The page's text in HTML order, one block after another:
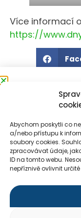
Abychom poskytli co
a/nebo přístupu k
soubory cookies.
zpracovávat údaje,
ID na tomto webu.
nepříznivě ovlivnit
Více informací
https://
Kontakty
novinek
Každý měsíc
informace o
Přihlaste se
kontaktu.